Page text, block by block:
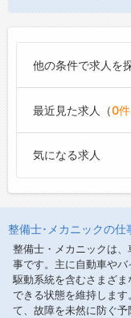
じる
・資格
Honda
・サー
【職場
・お仕
暑く冬
夏は熱
準備、
応して
また
たしま
他の条件で求人を
最近見た求人（0件
気になる求人
整備士･メカニックの仕
整備士・メカニックは
事です。主に自動車やバ
駆動系統を含むさまざ
できる状態を維持しま
て、故障を未然に防ぐ